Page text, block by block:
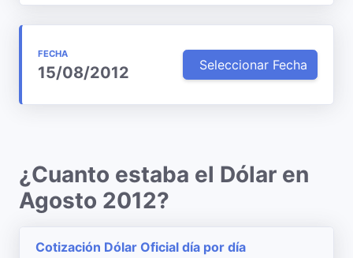
FECHA
15/08/2012 Seleccionar Fecha
¿Cuanto estaba el Dólar en
Agosto 2012?
Cotización Dólar Oficial día por día